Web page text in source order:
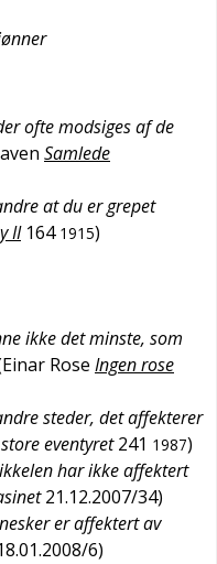
ofte modsiges af de
Samlede
at du er grepet
II 164 1915)
ikke det minste, som
Einar Rose Ingen rose
steder, det affekterer
eventyret 241 1987)
har ikke affektert
21.12.2007/34)
er affektert av
6)